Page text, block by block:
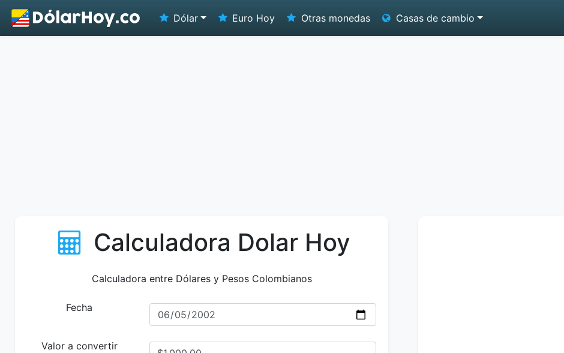
Dólar Euro Hoy Otras monedas Casas de cambio
Calculadora Dolar Hoy
Calculadora entre Dólares y Pesos Colombianos
Fecha
Valor a convertir